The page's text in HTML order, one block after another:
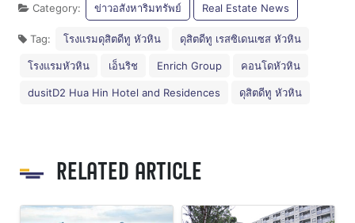
Category: ข่าวอสังหาริมทรัพย์ Real Estate News
Tag: โรงแรมดุสิตดีทู หัวหิน ดุสิตดีทู เรสซิเดนเซส หัวหิน
โรงแรมหัวหิน เอ็นริช Enrich Group คอนโดหัวหิน
dusitD2 Hua Hin Hotel and Residences ดุสิตดีทู หัวหิน
RELATED ARTICLE